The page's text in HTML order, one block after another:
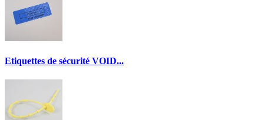
Etiquettes de sécurité VOID...